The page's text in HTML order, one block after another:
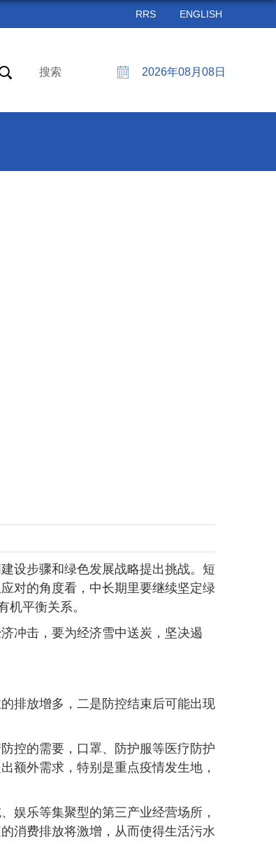
RRS ENGLISH
2026年08月08日
搜索
设步骤和绿色发展战略提出挑战。短
对的角度看，中长期里要继续坚定绿
机平衡关系。
冲击，要为经济雪中送炭，坚决遏
排放增多，二是防控结束后可能出现
控的需要，口罩、防护服等医疗防护
额外需求，特别是重点疫情发生地，
娱乐等集聚型的第三产业经营场所，
消费排放将激增，从而使得生活污水